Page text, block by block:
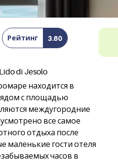
Рейтинг 3.60
di Jesolo
находится в
с площадью
междугородние
все самое
отдыха после
маленькие гости отеля
часов в